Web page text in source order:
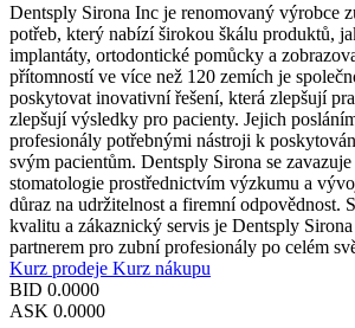
Dentsply Sirona Inc je renomovaný výrobce
potřeb, který nabízí širokou škálu produktů,
implantáty, ortodontické pomůcky a
přítomností ve více než 120 zemích je
poskytovat inovativní řešení, která zlepšují
zlepšují výsledky pro pacienty. Jejich
profesionály potřebnými nástroji k
svým pacientům. Dentsply Sirona se
stomatologie prostřednictvím výzkumu a
důraz na udržitelnost a firemní odpovědnost.
kvalitu a zákaznický servis je Dentsply
partnerem pro zubní profesionály po celém
Kurz prodeje Kurz nákupu
BID 0.0000
ASK 0.0000